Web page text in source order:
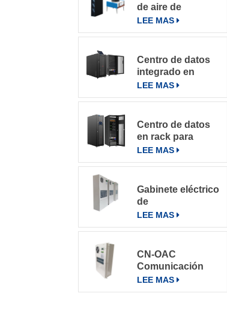
de aire de
precisión en fila
de la serie
centros de datos
con sistema de
control inteligente
LEE MAS
Centro de datos
integrado en
microbastidores
LEE MAS
Centro de datos
en rack para
varios entornos
LEE MAS
Gabinete eléctrico
de
telecomunicaciones
Aire
Aire
acondicionado
LEE MAS
CN-OAC
Comunicación
exterior Gabinete
eléctrico Aire
LEE MAS